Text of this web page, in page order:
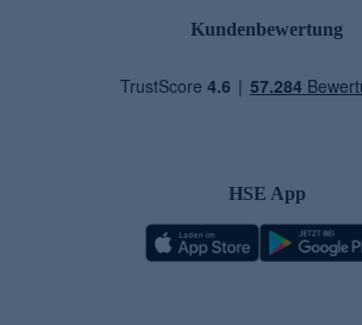
Kundenbewertung
HSE App